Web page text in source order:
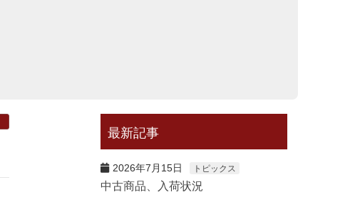
最新記事
2026年7月15日 トピックス
中古商品、入荷状況